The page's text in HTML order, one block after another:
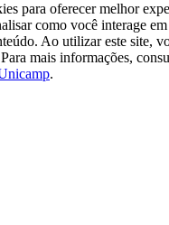
para oferecer melhor
como você interage
Ao utilizar este site,
mais informações,
.